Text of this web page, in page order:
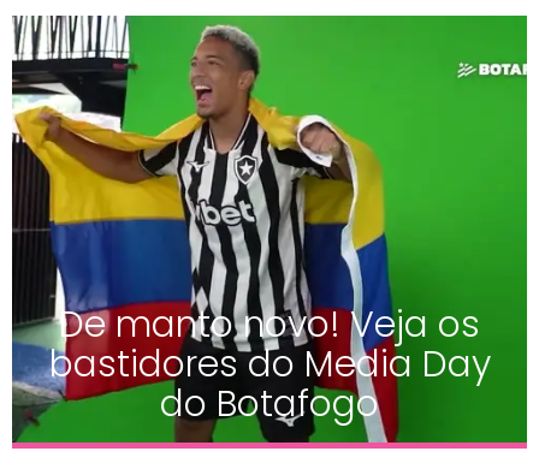
De manto novo! Veja os
bastidores do Media Day
do Botafogo